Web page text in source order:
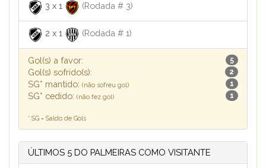
3 x 1 (Rodada # 3)
2 x 1 (Rodada # 1)
Gol(s) a favor: 5
Gol(s) sofrido(s): 2
SG* mantido: (não sofreu gol) 1
SG* cedido: (não fez gol) 1
* SG = Saldo de Gols
ÚLTIMOS 5 DO PALMEIRAS COMO VISITANTE